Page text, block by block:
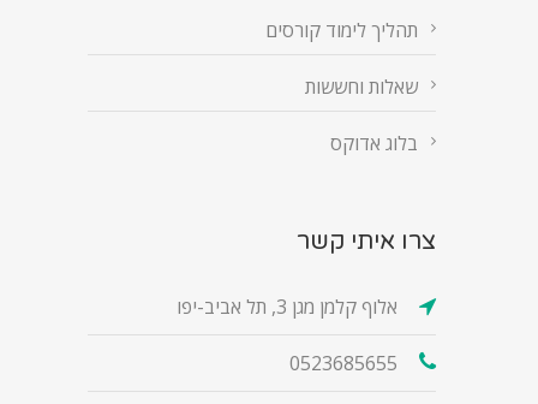
תהליך לימוד קורסים
שאלות וחששות
בלוג אדוקס
צרו איתי קשר
אלוף קלמן מגן 3, תל אביב-יפו
0523685655